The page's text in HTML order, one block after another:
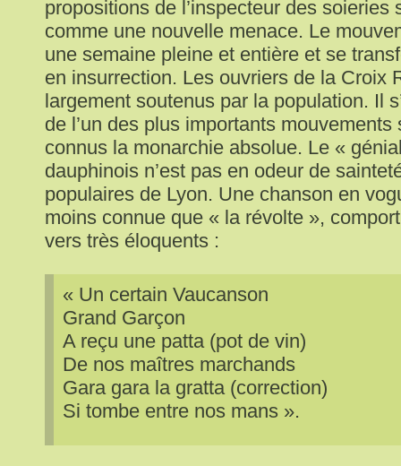
propositions de l’inspecteur des soieries
comme une nouvelle menace. Le
une semaine pleine et entière et se
en insurrection. Les ouvriers de la Croix
largement soutenus par la population. Il
de l’un des plus importants mouvements
connus la monarchie absolue. Le «
dauphinois n’est pas en odeur de
populaires de Lyon. Une chanson en
moins connue que « la révolte »,
vers très éloquents :
« Un certain Vaucanson
Grand Garçon
A reçu une patta (pot de vin)
De nos maîtres marchands
Gara gara la gratta (correction)
Si tombe entre nos mans ».